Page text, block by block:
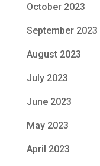
October 2023
September 2023
August 2023
July 2023
June 2023
May 2023
April 2023